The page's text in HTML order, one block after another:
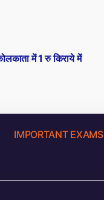
में 1 रु किराये में
IMPORTANT EXAMS